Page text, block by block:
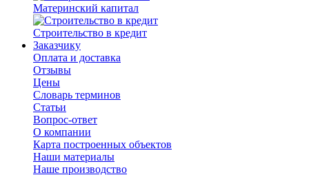
Материнский капитал
Строительство в кредит
Заказчику
Оплата и доставка
Отзывы
Цены
Словарь терминов
Статьи
Вопрос-ответ
О компании
Карта построенных объектов
Наши материалы
Наше производство